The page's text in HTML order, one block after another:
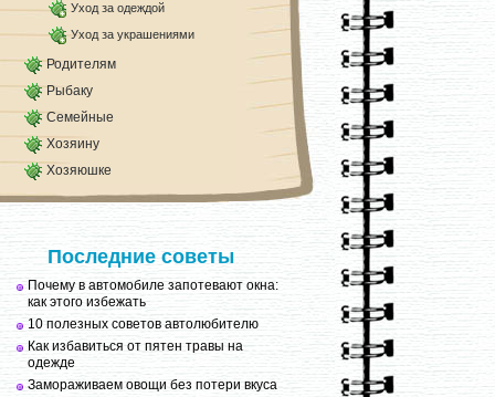
Уход за одеждой
Уход за украшениями
Родителям
Рыбаку
Семейные
Хозяину
Хозяюшке
Последние советы
Почему в автомобиле запотевают окна:
как этого избежать
10 полезных советов автолюбителю
Как избавиться от пятен травы на
одежде
Замораживаем овощи без потери вкуса